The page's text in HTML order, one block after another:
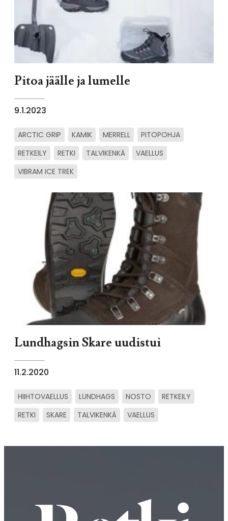
Pitoa jäälle ja lumelle
9.1.2023
ARCTIC GRIP KAMIK MERRELL
PITOPOHJA
RETKEILY
RETKI TALVIKENKÄ
VAELLUS
VIBRAM ICE TREK
Lundhagsin Skare uudistui
11.2.2020
HIIHTOVAELLUS LUNDHAGS NOSTO
RETKEILY
RETKI
SKARE TALVIKENKÄ VAELLUS